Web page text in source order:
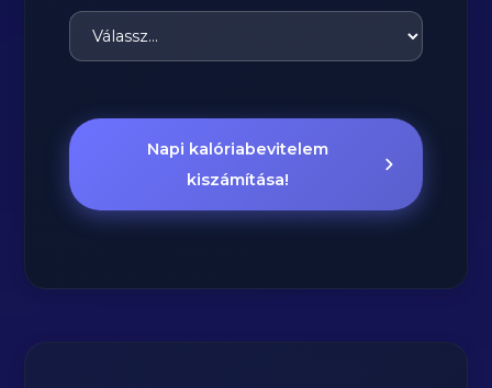
Napi kalóriabevitelem
kiszámítása!